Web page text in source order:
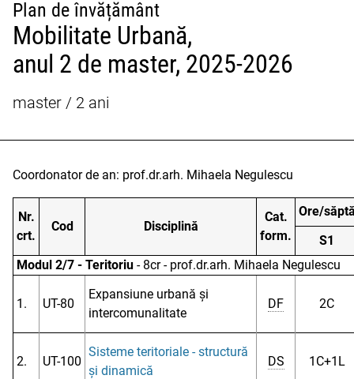
Plan de învățământ
Mobilitate Urbană,
anul 2 de master, 2025-2026
master / 2 ani
Coordonator de an: prof.dr.arh. Mihaela Negulescu
Nr.
crt.
Cod Disciplină
Cat.
form.
Ore/
S1
Modul 2/7 - Teritoriu - 8cr - prof.dr.arh. Mihaela Negulescu
1. UT-80
Expansiune urbană și
intercomunalitate
DF 2C
2. UT-100
Sisteme teritoriale - structură
și dinamică
DS 1C+1L